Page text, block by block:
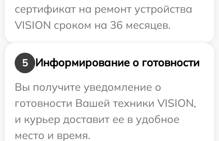
сертификат на ремонт устройства
VISION сроком на 36 месяцев.
5
Информирование о готовности
Вы получите уведомление о
готовности Вашей техники VISION,
и курьер доставит ее в удобное
место и время.